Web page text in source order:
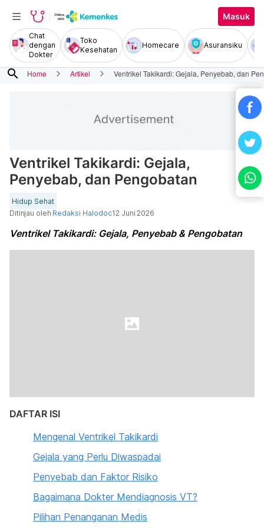
Masuk
Chat
dengan
Dokter
Toko
Kesehatan
Homecare Asuransiku
search Home Artikel Ventrikel Takikardi: Gejala, Penyebab, dan
Ventrikel Takikardi: Gejala,
Penyebab, dan Pengobatan
Hidup Sehat
Ditinjau oleh Redaksi Halodoc12 Juni 2026
Ventrikel Takikardi: Gejala, Penyebab & Pengobatan
DAFTAR ISI
Mengenal Ventrikel Takikardi
Gejala yang Perlu Diwaspadai
Penyebab dan Faktor Risiko
Bagaimana Dokter Mendiagnosis VT?
Pilihan Penanganan Medis